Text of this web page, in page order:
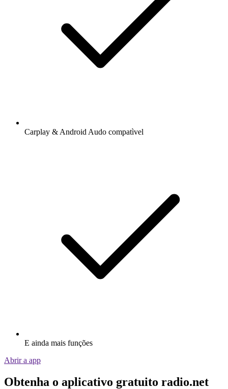
Carplay & Android Audo compatìvel
E ainda mais funções
Abrir a app
Obtenha o aplicativo gratuito radio.net